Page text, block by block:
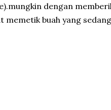
dengan
buah yang